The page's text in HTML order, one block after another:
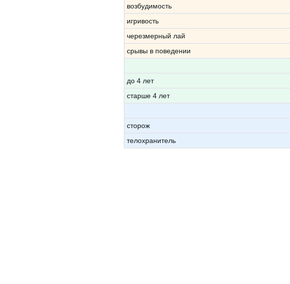
возбудимость
игривость
черезмерный лай
срывы в поведении
до 4 лет
старше 4 лет
сторож
телохранитель